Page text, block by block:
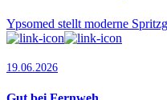
Ypsomed stellt moderne
19.06.2026